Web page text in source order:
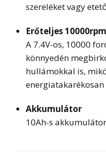
szereléket vagy
Erőteljes
A 7.4V-os, 10000
könnyedén
hullámokkal is,
Akkumulátor
10Ah-s